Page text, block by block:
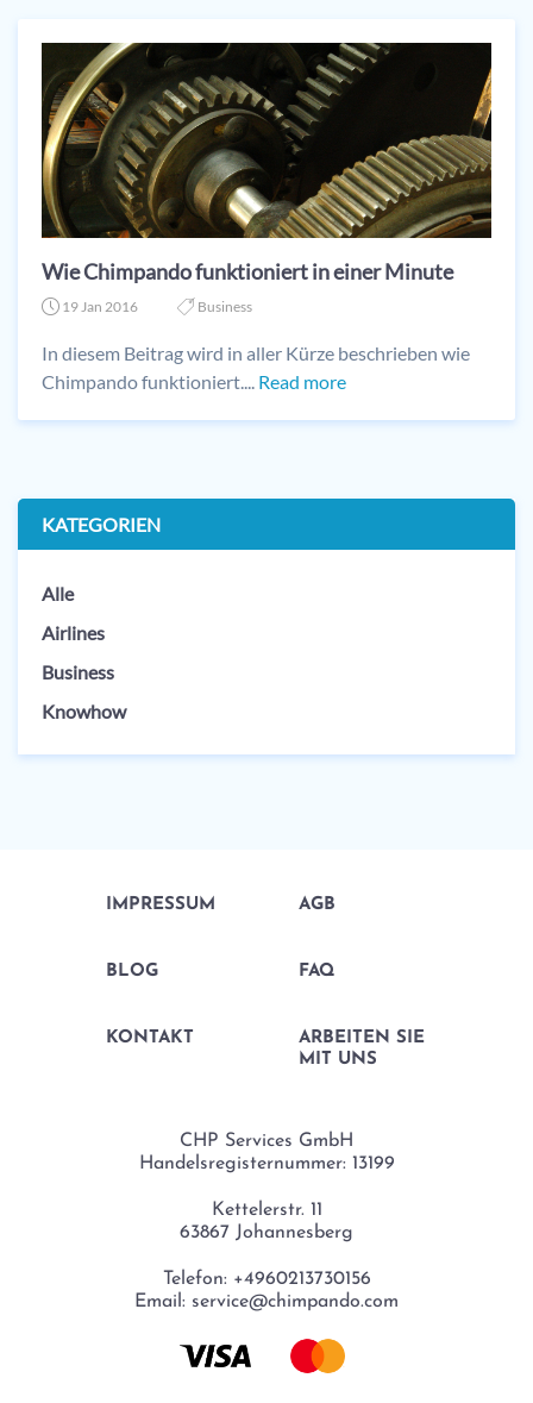
Wie Chimpando funktioniert in einer Minute
19 Jan 2016 Business
In diesem Beitrag wird in aller Kürze beschrieben wie
Chimpando funktioniert.... Read more
KATEGORIEN
Alle
Airlines
Business
Knowhow
IMPRESSUM AGB
BLOG FAQ
KONTAKT
ARBEITEN SIE
MIT UNS
CHP Services GmbH
Handelsregisternummer: 13199
Kettelerstr. 11
63867 Johannesberg
Telefon: +4960213730156
Email: service@chimpando.com